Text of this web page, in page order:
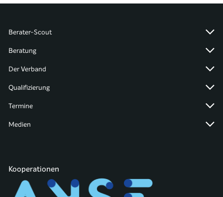
Berater-Scout
Beratung
Der Verband
Qualifizierung
Termine
Medien
Kooperationen